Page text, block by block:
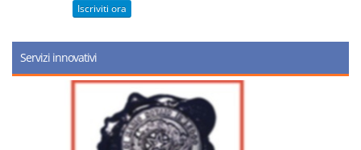
Iscriviti ora
Servizi innovativi